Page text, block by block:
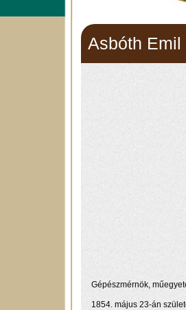
Asbóth Emil
Gépészmérnök,
1854. május 23-án